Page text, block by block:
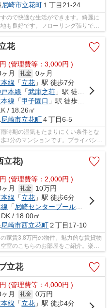
尼崎市立花町１丁目21-24
ので快適な生活ができます。綺麗に
も良好です。フローリング張りでお
よく自転車...
花
円 (管理費等：3,000円 )
月 礼金 0ヶ月
線 「立花 」駅 徒歩7分
本線 「武庫之荘 」駅 徒歩20分
線 「甲子園口 」駅 徒歩36分
/ 18.26㎡
尼崎市立花町４丁目6-5
時期の湿気もたまりにくい条件とな
3分のマンションです。プライバシー
立花)
円 (管理費等：2,000円 )
月 礼金
10万円
線 「立花 」駅 徒歩6分
「尼崎センタープール前
」駅 徒
/ 18.00㎡
尼崎市西立花町２丁目17-10
家賃3.8万円の物件。魅力的な賃貸物
室のこちらのお部屋をご紹介。楽し
立花
円 (管理費等：4,000円 )
月 礼金 0万円
線 「立花 」駅 徒歩4分